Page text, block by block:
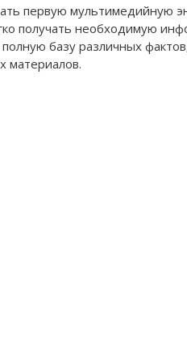
первую мультимедийную
получать необходимую
базу различных
материалов.